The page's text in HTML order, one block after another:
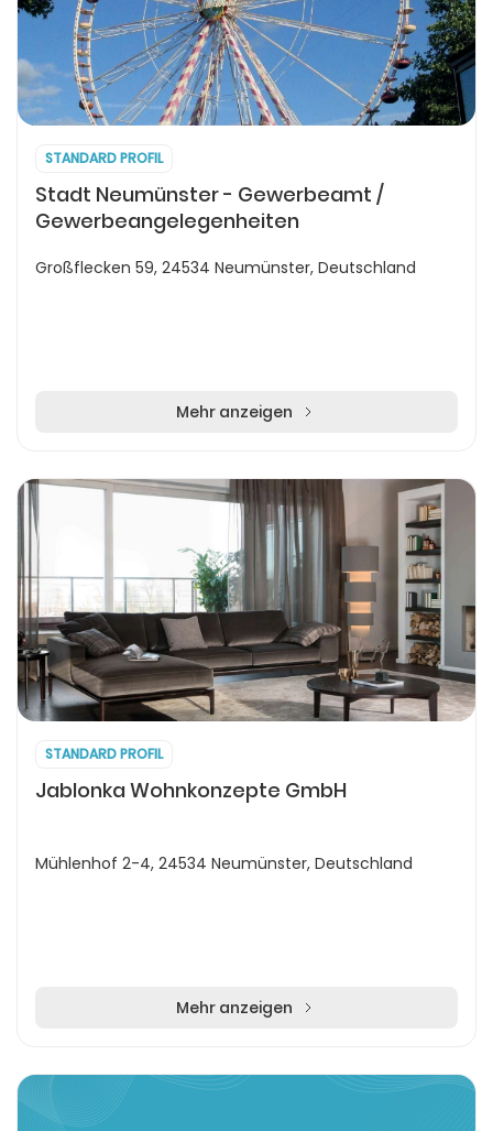
STANDARD PROFIL
Stadt Neumünster - Gewerbeamt /
Gewerbeangelegenheiten
Großflecken 59, 24534 Neumünster, Deutschland
Mehr anzeigen
STANDARD PROFIL
Jablonka Wohnkonzepte GmbH
Mühlenhof 2-4, 24534 Neumünster, Deutschland
Mehr anzeigen